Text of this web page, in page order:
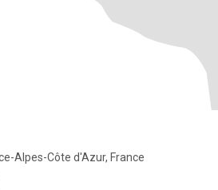
Alpes-Côte d'Azur, France